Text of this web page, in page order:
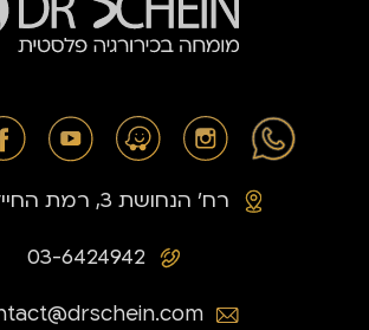
03-6424942
רח׳ הנחושת 3, רמת החייל, ת״א